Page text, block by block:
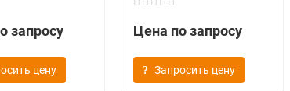
запросу
цену
Цена по запросу
Запросить цену